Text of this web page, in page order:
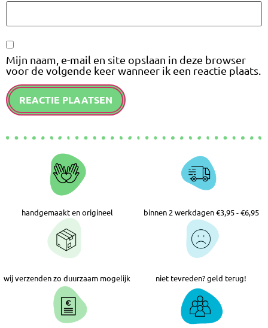
Mijn naam, e-mail en site opslaan in deze browser
voor de volgende keer wanneer ik een reactie plaats.
handgemaakt en origineel binnen 2 werkdagen €3,95 - €6,95
wij verzenden zo duurzaam mogelijk niet tevreden? geld terug!